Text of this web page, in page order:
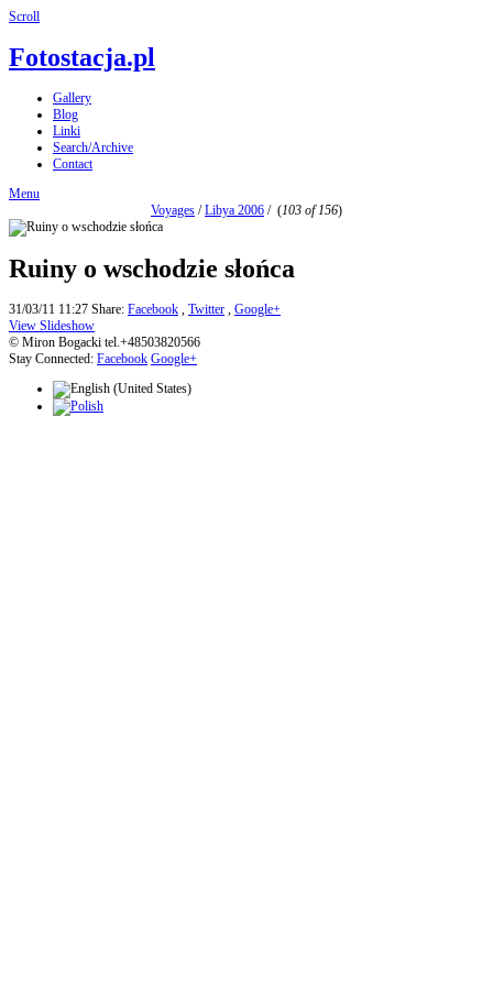
Scroll
Fotostacja.pl
Gallery
Blog
Linki
Search/Archive
Contact
Menu
Voyages /Libya 2006 / (103 of 156)
Ruiny o wschodzie słońca
31/03/11 11:27 Share: Facebook , Twitter , Google+
View Slideshow
© Miron Bogacki tel.+48503820566
Stay Connected: Facebook Google+